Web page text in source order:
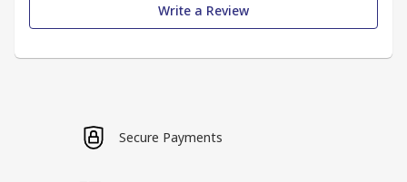
Write a Review
Secure Payments